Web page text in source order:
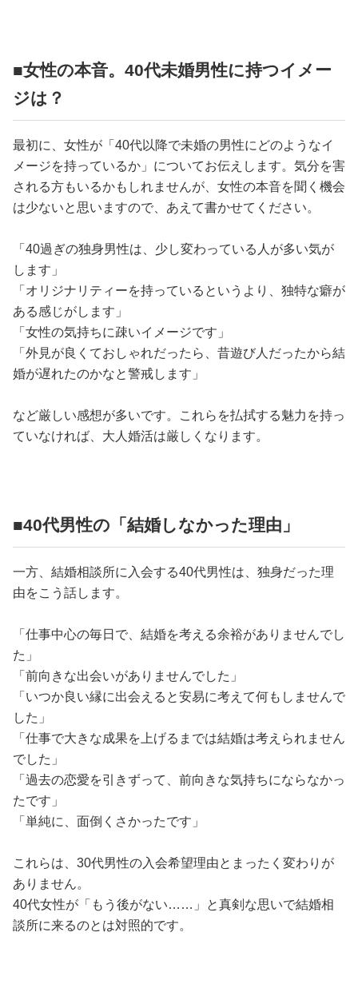
■女性の本音。40代未婚男性に持つイメー
ジは？
最初に、女性が「40代以降で未婚の男性にどのようなイ
メージを持っているか」についてお伝えします。気分を害
される方もいるかもしれませんが、女性の本音を聞く機会
は少ないと思いますので、あえて書かせてください。
「40過ぎの独身男性は、少し変わっている人が多い気が
します」
「オリジナリティーを持っているというより、独特な癖が
ある感じがします」
「女性の気持ちに疎いイメージです」
「外見が良くておしゃれだったら、昔遊び人だったから結
婚が遅れたのかなと警戒します」
など厳しい感想が多いです。これらを払拭する魅力を持っ
ていなければ、大人婚活は厳しくなります。
■40代男性の「結婚しなかった理由」
一方、結婚相談所に入会する40代男性は、独身だった理
由をこう話します。
「仕事中心の毎日で、結婚を考える余裕がありませんでし
た」
「前向きな出会いがありませんでした」
「いつか良い縁に出会えると安易に考えて何もしませんで
した」
「仕事で大きな成果を上げるまでは結婚は考えられません
でした」
「過去の恋愛を引きずって、前向きな気持ちにならなかっ
たです」
「単純に、面倒くさかったです」
これらは、30代男性の入会希望理由とまったく変わりが
ありません。
40代女性が「もう後がない……」と真剣な思いで結婚相
談所に来るのとは対照的です。